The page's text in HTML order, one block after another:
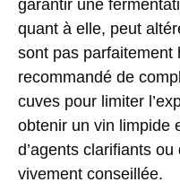
garantir une
quant à elle, peut
sont pas parfaitement
recommandé de
cuves pour limiter
obtenir un vin limpide
d’agents clarifiants
vivement conseillée.